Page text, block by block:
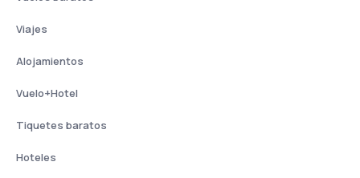
Viajes
Alojamientos
Vuelo+Hotel
Tiquetes baratos
Hoteles